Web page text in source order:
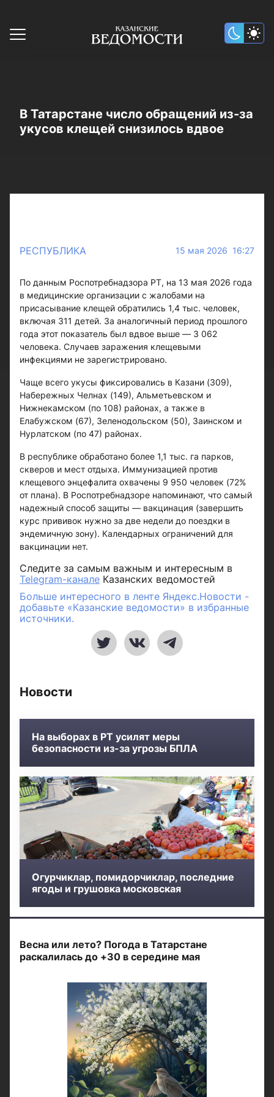
В Татарстане число обращений из-за
укусов клещей снизилось вдвое
РЕСПУБЛИКА 15 мая 2026 16:27
По данным Роспотребнадзора РТ, на 13 мая 2026 года
в медицинские организации с жалобами на
присасывание клещей обратились 1,4 тыс. человек,
включая 311 детей. За аналогичный период прошлого
года этот показатель был вдвое выше — 3 062
человека. Случаев заражения клещевыми
инфекциями не зарегистрировано.
Чаще всего укусы фиксировались в Казани (309),
Набережных Челнах (149), Альметьевском и
Нижнекамском (по 108) районах, а также в
Елабужском (67), Зеленодольском (50), Заинском и
Нурлатском (по 47) районах.
В республике обработано более 1,1 тыс. га парков,
скверов и мест отдыха. Иммунизацией против
клещевого энцефалита охвачены 9 950 человек (72%
от плана). В Роспотребнадзоре напоминают, что самый
надежный способ защиты — вакцинация (завершить
курс прививок нужно за две недели до поездки в
эндемичную зону). Календарных ограничений для
вакцинации нет.
Следите за самым важным и интересным в
Telegram-канале Казанских ведомостей
Больше интересного в ленте Яндекс.Новости -
добавьте «Казанские ведомости» в избранные
источники.
Новости
На выборах в РТ усилят меры
безопасности из-за угрозы БПЛА
Огурчиклар, помидорчиклар, последние
ягоды и грушовка московская
Весна или лето? Погода в Татарстане
раскалилась до +30 в середине мая